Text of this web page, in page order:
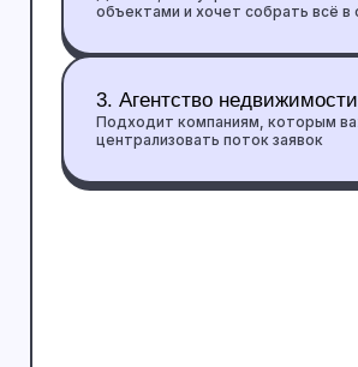
Настраиваем сбор заявок и отслеживание,
Подключаем формы и аналитику
Этап #3